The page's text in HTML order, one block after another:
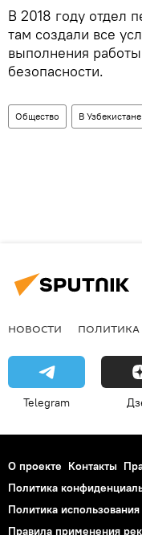
В 2018 году отдел
там создали все
выполнения
безопасности.
Общество В Узбекистане
НОВОСТИ ПОЛИТИКА
Telegram
О проекте Контакты
Политика
Политика
Правила применения